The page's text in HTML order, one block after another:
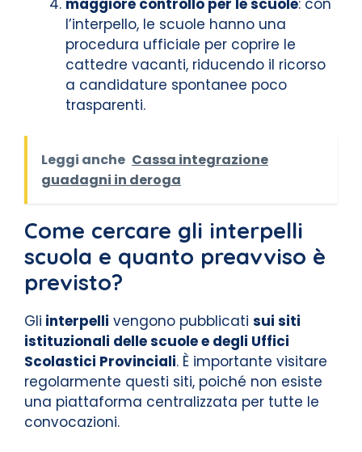
l’interpello, le scuole hanno una
procedura ufficiale per coprire le
cattedre vacanti, riducendo il ricorso
a candidature spontanee poco
trasparenti.
Leggi anche Cassa integrazione
guadagni in deroga
Come cercare gli interpelli
scuola e quanto preavviso è
previsto?
Gli interpelli vengono pubblicati sui siti
istituzionali delle scuole e degli Uffici
Scolastici Provinciali. È importante visitare
regolarmente questi siti, poiché non esiste
una piattaforma centralizzata per tutte le
convocazioni.